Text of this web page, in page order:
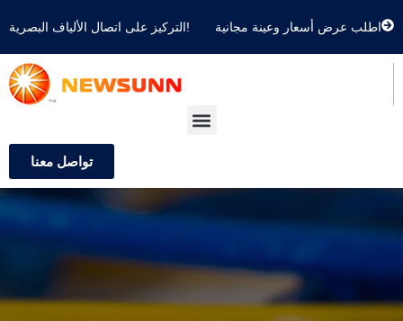
التركيز على اتصال الألياف البصرية! اطلب عرض أسعار وعينة مجانية
تواصل معنا